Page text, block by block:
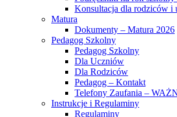
Konsultacja dla rodziców i
Matura
Dokumenty – Matura 2026
Pedagog Szkolny
Pedagog Szkolny
Dla Uczniów
Dla Rodziców
Pedagog – Kontakt
Telefony Zaufania –
Instrukcje i Regulaminy
Regulaminy